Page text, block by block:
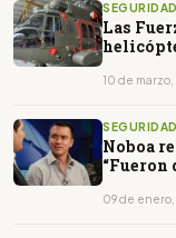
SEGURIDAD
Las
10 de
SEGURIDAD
Noboa
“Fueron
09 de